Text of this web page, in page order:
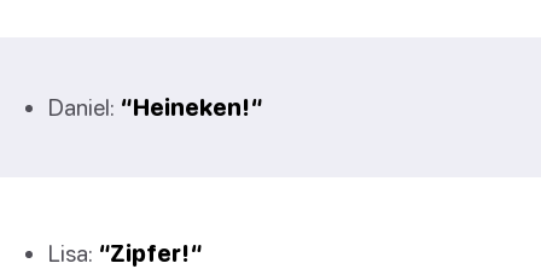
Daniel: “Heineken!“
Lisa: “Zipfer!“